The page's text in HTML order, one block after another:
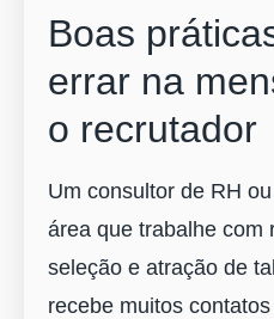
Boas
errar na
o recrutador
Um consultor de RH
área que trabalhe com
seleção e atração de
recebe muitos